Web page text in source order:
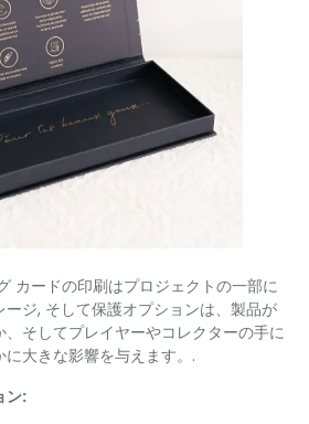
カードの印刷はプロジェクトの一部に
ジ, そして保護オプションは、製品が
、そしてプレイヤーやコレクターの手に
大きな影響を与えます。.
ン: